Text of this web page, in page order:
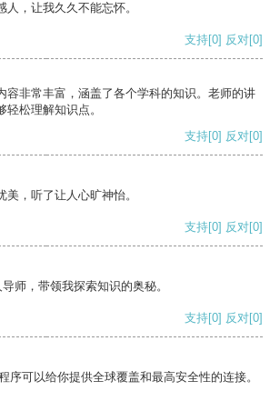
，让我久久不能忘怀。
支持[0] 反对[0]
容非常丰富，涵盖了各个学科的知识。老师的讲
松理解知识点。
支持[0] 反对[0]
，听了让人心旷神怡。
支持[0] 反对[0]
师，带领我探索知识的奥秘。
支持[0] 反对[0]
序可以给你提供全球覆盖和最高安全性的连接。